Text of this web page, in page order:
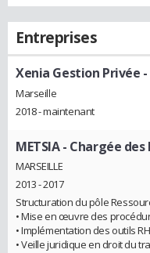
Entreprises
Xenia Gestion Privée
Marseille
2018 - maintenant
METSIA- Chargée des
MARSEILLE
2013 - 2017
Structuration du pôle
• Mise en œuvre des
• Implémentation des outils RH
• Veille juridique en droit du